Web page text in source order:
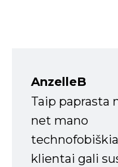
AnzelleB
Taip paprasta
net mano
klientai gali